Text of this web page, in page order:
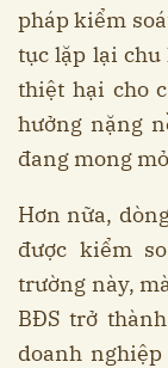
pháp kiểm
tục lặp lại chu
thiệt hại cho
hưởng nặng
đang mong
Hơn nữa,
được kiểm
trường này,
BĐS trở
doanh